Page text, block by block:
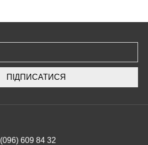
ПІДПИСАТИСЯ
(096) 609 84 32